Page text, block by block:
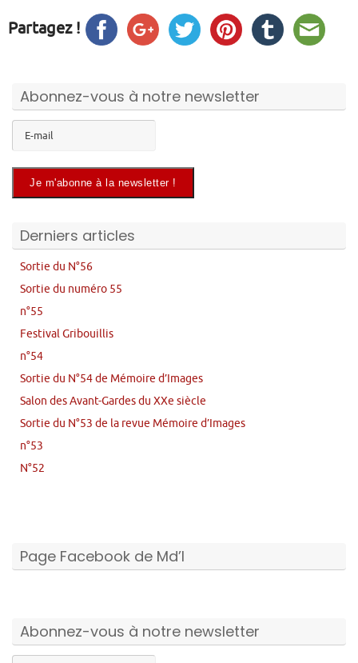
Partagez !
Abonnez-vous à notre newsletter
Derniers articles
Sortie du N°56
Sortie du numéro 55
n°55
Festival Gribouillis
n°54
Sortie du N°54 de Mémoire d’Images
Salon des Avant-Gardes du XXe siècle
Sortie du N°53 de la revue Mémoire d’Images
n°53
N°52
Page Facebook de Md’I
Abonnez-vous à notre newsletter